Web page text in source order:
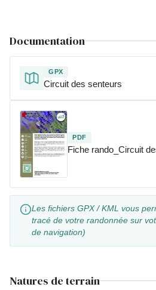
Documentation
GPX
Circuit des senteurs
PDF
Fiche rando_Circuit
Les fichiers GPX / KML vous
tracé de votre randonnée sur
de navigation)
Natures de terrain